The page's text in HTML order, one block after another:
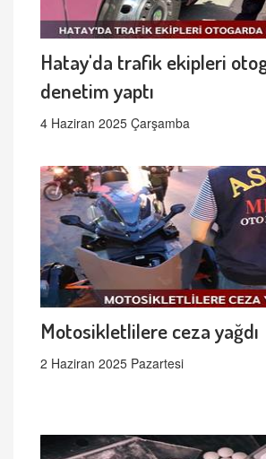
Hatay'da trafik ekipleri
denetim yaptı
4 Haziran 2025 Çarşamba
Motosikletlilere ceza yağdı
2 Haziran 2025 Pazartesi